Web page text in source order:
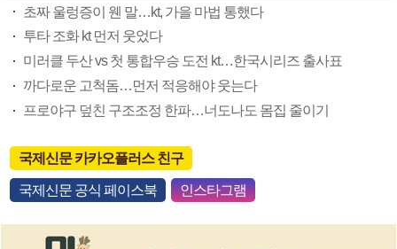
초짜 울렁증이 웬 말…kt, 가을 마법 통했다
투타 조화 kt 먼저 웃었다
미러클 두산 vs 첫 통합우승 도전 kt…한국시리즈 출사표
까다로운 고척돔…먼저 적응해야 웃는다
프로야구 덮친 구조조정 한파…너도나도 몸집 줄이기
국제신문 카카오플러스 친구
국제신문 공식 페이스북 인스타그램